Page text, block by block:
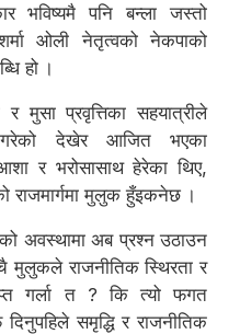
भविष्यमै पनि बन्ला जस्तो
ओली नेतृत्वको नेकपाको
हो ।
र मुसा प्रवृत्तिका सहयात्रीले
गरेको देखेर आजित भएका
र भरोसासाथ हेरेका थिए,
राजमार्गमा मुलुक हुँइकनेछ ।
अवस्थामा अब प्रश्न उठाउन
मुलुकले राजनीतिक स्थिरता र
गर्ला त ? कि त्यो फगत
समृद्धि र राजनीतिक